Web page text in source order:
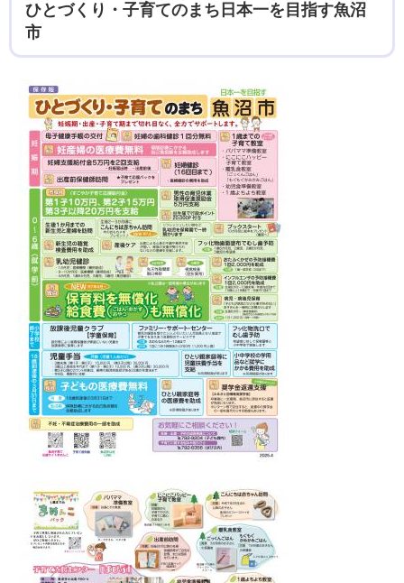
ひとづくり・子育てのまち日本一を目指す魚沼
市